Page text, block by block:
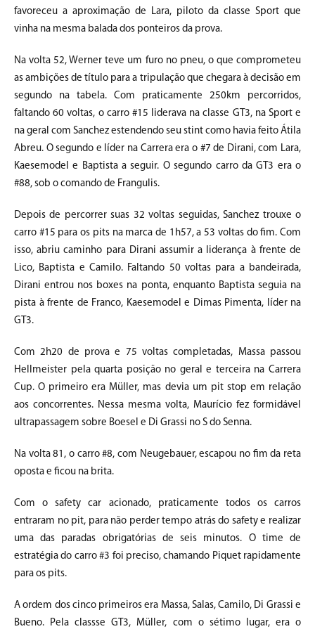
favoreceu a aproximação de Lara, piloto da classe Sport que
vinha na mesma balada dos ponteiros da prova.
Na volta 52, Werner teve um furo no pneu, o que comprometeu
as ambições de título para a tripulação que chegara à decisão em
segundo na tabela. Com praticamente 250km percorridos,
faltando 60 voltas, o carro #15 liderava na classe GT3, na Sport e
na geral com Sanchez estendendo seu stint como havia feito Átila
Abreu. O segundo e líder na Carrera era o #7 de Dirani, com Lara,
Kaesemodel e Baptista a seguir. O segundo carro da GT3 era o
#88, sob o comando de Frangulis.
Depois de percorrer suas 32 voltas seguidas, Sanchez trouxe o
carro #15 para os pits na marca de 1h57, a 53 voltas do fim. Com
isso, abriu caminho para Dirani assumir a liderança à frente de
Lico, Baptista e Camilo. Faltando 50 voltas para a bandeirada,
Dirani entrou nos boxes na ponta, enquanto Baptista seguia na
pista à frente de Franco, Kaesemodel e Dimas Pimenta, líder na
GT3.
Com 2h20 de prova e 75 voltas completadas, Massa passou
Hellmeister pela quarta posição no geral e terceira na Carrera
Cup. O primeiro era Müller, mas devia um pit stop em relação
aos concorrentes. Nessa mesma volta, Maurício fez formidável
ultrapassagem sobre Boesel e Di Grassi no S do Senna.
Na volta 81, o carro #8, com Neugebauer, escapou no fim da reta
oposta e ficou na brita.
Com o safety car acionado, praticamente todos os carros
entraram no pit, para não perder tempo atrás do safety e realizar
uma das paradas obrigatórias de seis minutos. O time de
estratégia do carro #3 foi preciso, chamando Piquet rapidamente
para os pits.
A ordem dos cinco primeiros era Massa, Salas, Camilo, Di Grassi e
Bueno. Pela classse GT3, Müller, com o sétimo lugar, era o